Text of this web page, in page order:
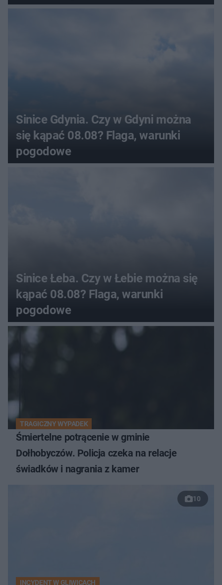
Sinice Gdynia. Czy w Gdyni można
się kąpać 08.08? Flaga, warunki
pogodowe
Sinice Łeba. Czy w Łebie można się
kąpać 08.08? Flaga, warunki
pogodowe
TRAGICZNY WYPADEK
Śmiertelne potrącenie w gminie
Dołhobyczów. Policja czeka na relacje
świadków i nagrania z kamer
10
INCYDENT W GLIWICACH